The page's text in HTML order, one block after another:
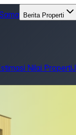
Berita Properti
Nilai Properti